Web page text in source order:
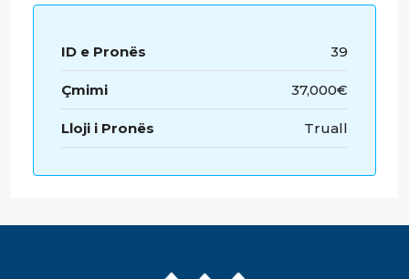
ID e Pronës 39
Çmimi 37,000€
Lloji i Pronës Truall